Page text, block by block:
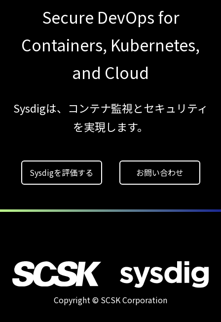
【ブログ】
サーバ・
コンテナの統合セキュリティ強化
第4回： Sysdig・
JP1・
検知イベント取り扱いの課題と解消策
【ブログ】CISO
Cloud Security
ガイド
の進化：
エージェント型脅威アクターが
AI
Secure DevOps for
Containers, Kubernetes,
and Cloud
Sysdigは、コンテナ監視とセキュリティ
を実現します。
Sysdigを評価する お問い合わせ
Copyright © SCSK Corporation